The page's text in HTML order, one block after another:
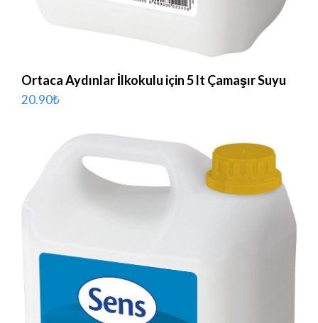
Ortaca Aydınlar İlkokulu için 5 lt Çamaşır Suyu
20.90₺